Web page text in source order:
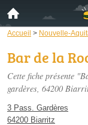
Accueil > Nouvelle-
Bar de la
Cette fiche présente
gardères, 64200
3 Pass. Gardères
64200 Biarritz